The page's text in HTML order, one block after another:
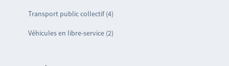
Transport public collectif (4)
Véhicules en libre-service (2)